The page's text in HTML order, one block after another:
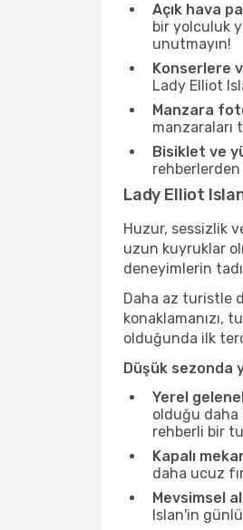
Açık hava
bir yolculuk
unutmayın!
Konserlere
Lady Elliot
Manzara
manzaraları
Bisiklet ve
Lady Elliot
Huzur, sessizlik
uzun kuyruklar
deneyimlerin
Daha az turistle
konaklamanızı,
olduğunda ilk
Düşük sezonda
Yerel
olduğu daha
rehberli bir
Kapalı
daha ucuz
Mevsimsel
Islan'in